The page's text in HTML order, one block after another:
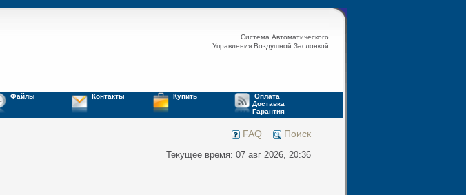
Система Автоматического
Управления Воздушной Заслонкой
Файлы Контакты Купить
Оплата
Доставка
Гарантия
FAQ Поиск
Текущее время: 07 авг 2026, 20:36